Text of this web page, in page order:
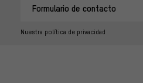
Formulario de contacto
Nuestra política de privacidad